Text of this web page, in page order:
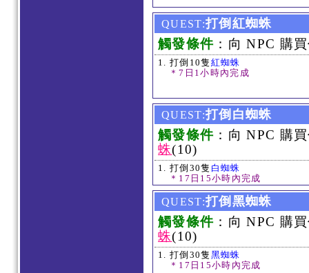
QUEST:打倒紅蜘蛛
觸發條件 ：向 NPC 購
打倒10隻 紅蜘蛛
＊7日1小時內完成
QUEST:打倒白蜘蛛
觸發條件 ：向 NPC 購
蛛(10)
打倒30隻 白蜘蛛
＊17日15小時內完成
QUEST:打倒黑蜘蛛
觸發條件 ：向 NPC 購
蛛(10)
打倒30隻 黑蜘蛛
＊17日15小時內完成